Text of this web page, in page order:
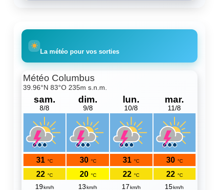
La météo pour vos sorties